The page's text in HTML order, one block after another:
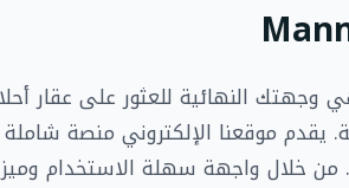
وجهتك النهائية للعثور على عقار
يقدم موقعنا الإلكتروني منصة شاملة
من خلال واجهة سهلة الاستخدام